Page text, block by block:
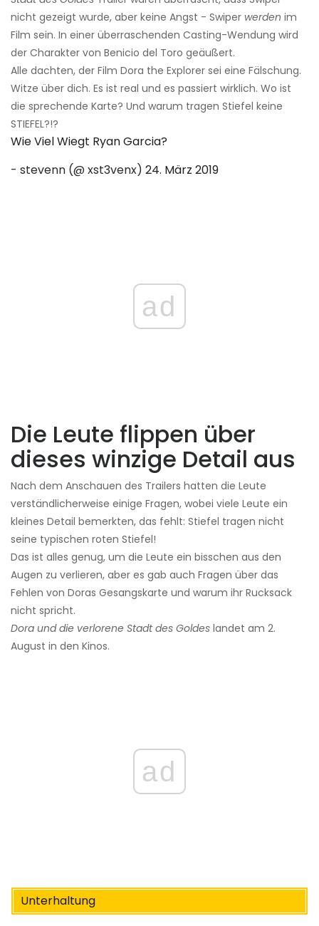
nicht gezeigt wurde, aber keine Angst - Swiper werden im
Film sein. In einer überraschenden Casting-Wendung wird
der Charakter von Benicio del Toro geäußert.
Alle dachten, der Film Dora the Explorer sei eine Fälschung.
Witze über dich. Es ist real und es passiert wirklich. Wo ist
die sprechende Karte? Und warum tragen Stiefel keine
STIEFEL?!?
Wie Viel Wiegt Ryan Garcia?
- stevenn (@ xst3venx) 24. März 2019
ad
Die Leute flippen über
dieses winzige Detail aus
Nach dem Anschauen des Trailers hatten die Leute
verständlicherweise einige Fragen, wobei viele Leute ein
kleines Detail bemerkten, das fehlt: Stiefel tragen nicht
seine typischen roten Stiefel!
Das ist alles genug, um die Leute ein bisschen aus den
Augen zu verlieren, aber es gab auch Fragen über das
Fehlen von Doras Gesangskarte und warum ihr Rucksack
nicht spricht.
Dora und die verlorene Stadt des Goldes landet am 2.
August in den Kinos.
ad
Unterhaltung